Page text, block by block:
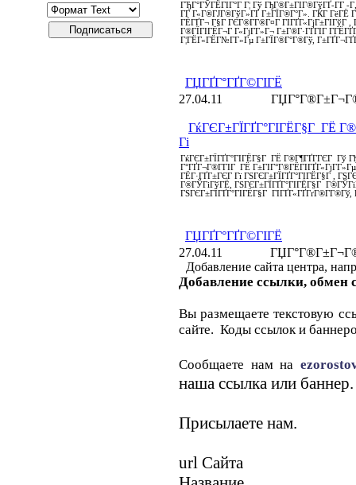
ГЂГ°ГЎГЁГІГ°Г Г¦ Гў ГђГ®Г±ГІГ®ГўГҐ-Г­Г
Г­Г Г«Г®ГЈГ®ГўГ»ГҐ Г±ГЇГ®Г°Г». ГЌГ ГёГЁ
ГЁГҐГ¬ Г§Г ГЄГ®Г­Г®Г¤Г ГІГҐГ«ГјГ±ГІГўГ
Г®ГЇГІГЁГ¬Г Г«ГјГ­Г»Г¬ Г±Г®Г·ГҐГІГ
Г¦ГЁГ«ГЁГ№Г­Г»Гµ Г±ГЇГ®Г°Г®Гў,
ГЏГҐГ°ГҐГ©ГІГЁ
27.04.11
ГќГЄГ±ГЇГҐГ°ГІГЁГ§Г ГЁ
Гі
ГќГЄГ±ГЇГҐГ°ГІГЁГ§Г ГЁ Г®Г¶ГҐГ­ГЄГ Гў
Г°ГҐГ¬Г®Г­ГІГ ГЁ
ГЁГ·ГҐГ±ГЄГ Гї ГЅГЄГ±ГЇГҐГ°ГІГЁГ§Г ,
Г®ГЎГіГўГЁ, ГЅГЄГ±ГЇГҐГ°ГІГЁГ§Г
ГЅГЄГ±ГЇГҐГ°ГІГЁГ§Г
ГЏГҐГ°ГҐГ©ГІГЁ
27.04.11
Добавление сайта центра,
Добавление ссылки, обмен
Вы размещаете текстовую
сайте. Коды ссылок и
Сообщаете нам на
наша ссылка или баннер.
Присылаете нам.
url Сайта